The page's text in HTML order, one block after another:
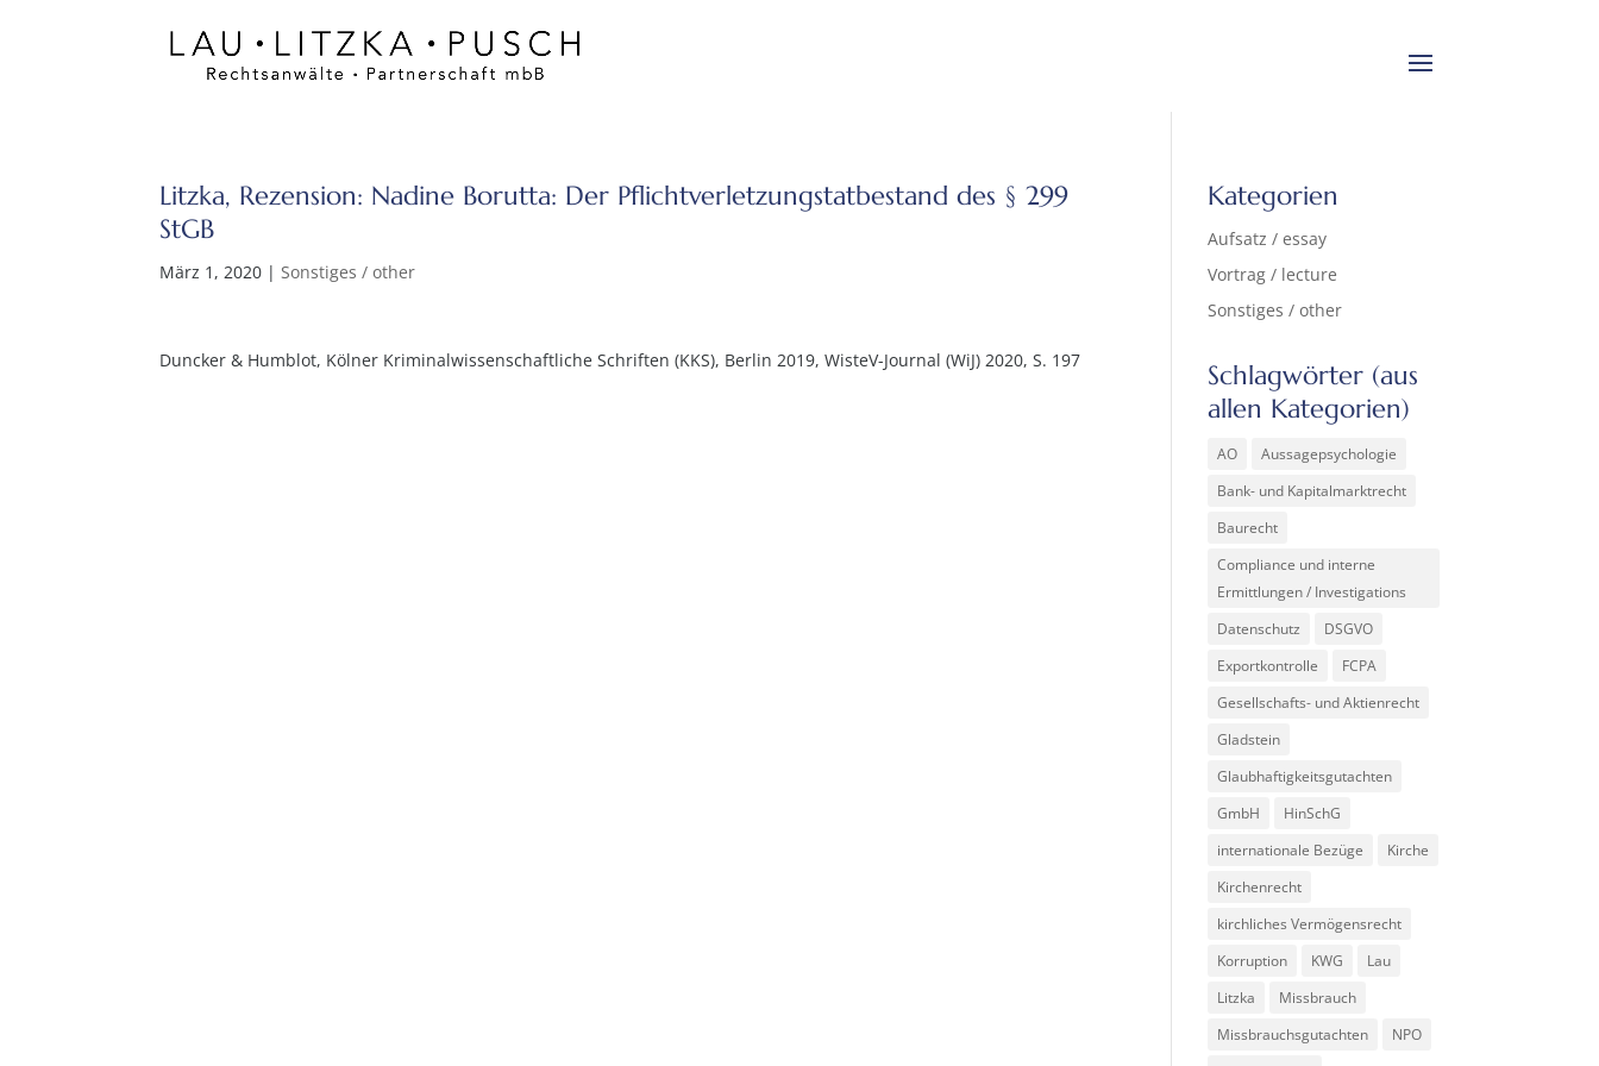
Litzka, Rezension: Nadine Borutta: Der Pflichtverletzungstatbestand des § 299
StGB
März 1, 2020 |Sonstiges / other
Duncker & Humblot, Kölner Kriminalwissenschaftliche Schriften (KKS), Berlin 2019, WisteV-Journal (WiJ) 2020, S. 197
Kategorien
Aufsatz / essay
Vortrag / lecture
Sonstiges / other
Schlagwörter (aus
allen Kategorien)
AO
Aussagepsychologie
Bank- und Kapitalmarktrecht
Baurecht
Compliance und interne
Ermittlungen / Investigations
Datenschutz
DSGVO
Exportkontrolle
FCPA
Gesellschafts- und Aktienrecht
Gladstein
Glaubhaftigkeitsgutachten
GmbH
HinSchG
internationale Bezüge
Kirche
Kirchenrecht
kirchliches Vermögensrecht
Korruption
KWG
Lau
Litzka
Missbrauch
Missbrauchsgutachten
NPO